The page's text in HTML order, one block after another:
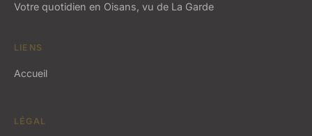
Votre quotidien en Oisans, vu de La Garde
LIENS
Accueil
LÉGAL